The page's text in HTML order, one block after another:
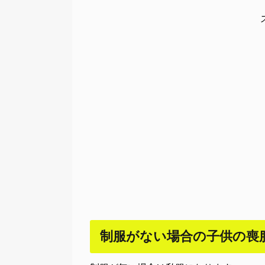
制服がない場合の子供の喪